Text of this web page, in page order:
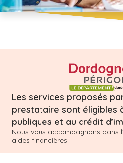
Les services proposés
prestataire sont éligibles
publiques et au crédit
Nous vous accompagnons dans
aides financières.